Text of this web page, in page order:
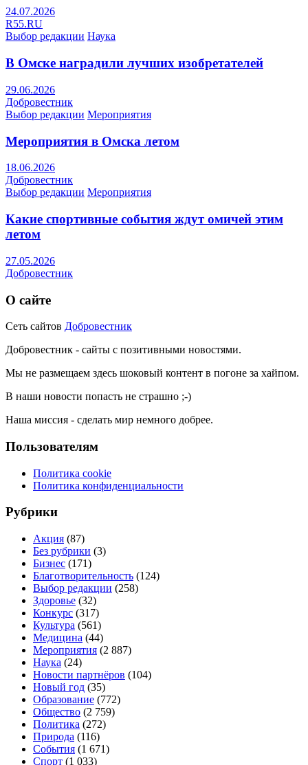
24.07.2026
R55.RU
Выбор редакции Наука
В Омске наградили лучших изобретателей
29.06.2026
Добровестник
Выбор редакции Мероприятия
Мероприятия в Омска летом
18.06.2026
Добровестник
Выбор редакции Мероприятия
Какие спортивные события ждут омичей этим
летом
27.05.2026
Добровестник
О сайте
Сеть сайтов Добровестник
Добровестник - сайты с позитивными новостями.
Мы не размещаем здесь шоковый контент в погоне за хайпом.
В наши новости попасть не страшно ;-)
Наша миссия - сделать мир немного добрее.
Пользователям
Политика cookie
Политика конфиденциальности
Рубрики
Акция (87)
Без рубрики (3)
Бизнес (171)
Благотворительность (124)
Выбор редакции (258)
Здоровье (32)
Конкурс (317)
Культура (561)
Медицина (44)
Мероприятия (2 887)
Наука (24)
Новости партнёров (104)
Новый год (35)
Образование (772)
Общество (2 759)
Политика (272)
Природа (116)
События (1 671)
Спорт (1 033)